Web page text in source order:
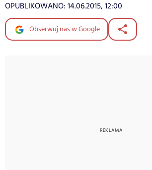
OPUBLIKOWANO: 14.06.2015, 12:00
Obserwuj nas w Google